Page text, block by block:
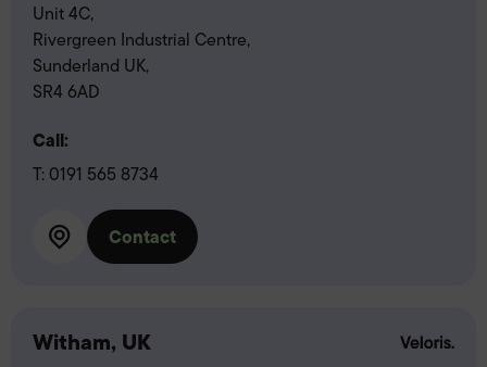
Unit 4C,
Rivergreen Industrial Centre,
Sunderland UK,
SR4 6AD
Call:
T: 0191 565 8734
Contact
Witham, UK